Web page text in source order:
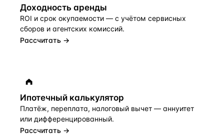
Доходность аренды
ROI и срок окупаемости — с учётом сервисных
сборов и агентских комиссий.
Рассчитать →
Ипотечный калькулятор
Платёж, переплата, налоговый вычет — аннуитет
или дифференцированный.
Рассчитать →